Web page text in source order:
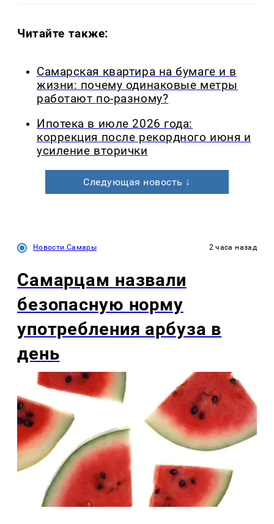
Читайте также:
Самарская квартира на бумаге и в
жизни: почему одинаковые метры
работают по-разному?
Ипотека в июле 2026 года:
коррекция после рекордного июня и
усиление вторички
Следующая новость ↓
Новости Самары 2 часа назад
Самарцам назвали
безопасную норму
употребления арбуза в
день